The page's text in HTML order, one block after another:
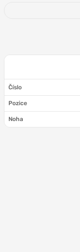
Číslo
Pozice
Noha